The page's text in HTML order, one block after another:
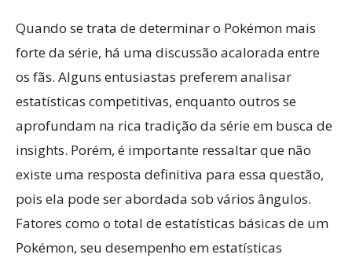
Quando se trata de determinar o Pokémon mais
forte da série, há uma discussão acalorada entre
os fãs. Alguns entusiastas preferem analisar
estatísticas competitivas, enquanto outros se
aprofundam na rica tradição da série em busca de
insights. Porém, é importante ressaltar que não
existe uma resposta definitiva para essa questão,
pois ela pode ser abordada sob vários ângulos.
Fatores como o total de estatísticas básicas de um
Pokémon, seu desempenho em estatísticas